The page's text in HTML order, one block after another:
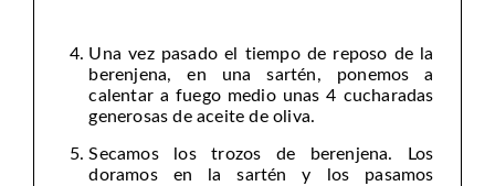
Una vez pasado el tiempo de reposo de la
berenjena, en una sartén, ponemos a
calentar a fuego medio unas 4 cucharadas
generosas de aceite de oliva.
Secamos los trozos de berenjena. Los
doramos en la sartén y los pasamos